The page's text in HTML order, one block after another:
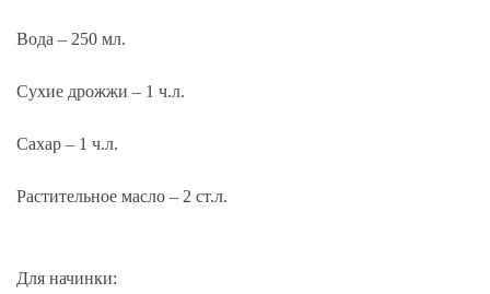
Вода – 250 мл.
Сухие дрожжи – 1 ч.л.
Сахар – 1 ч.л.
Растительное масло – 2 ст.л.
Для начинки: